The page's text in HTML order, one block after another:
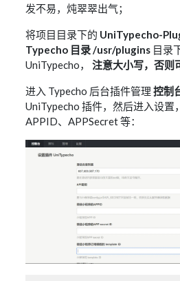
发不易，炖翠翠出气；
将项目目录下的 UniTypecho-
Typecho 目录 /usr/plugins 目录
UniTypecho，
注意大小写，否则
进入 Typecho 后台插件管理控制
UniTypecho 插件，然后进入设置
APPID、APPSecret 等：